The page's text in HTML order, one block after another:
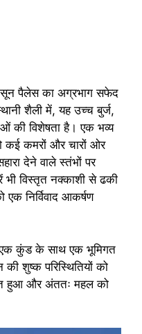
पैलेस का अग्रभाग सफेद
शैली में, यह उच्च बुर्ज,
की विशेषता है। एक भव्य
कई कमरों और चारों ओर
देने वाले स्तंभों पर
भी विस्तृत नक्काशी से ढकी
निर्विवाद आकर्षण
कुंड के साथ एक भूमिगत
शुष्क परिस्थितियों को
हुआ और अंततः महल को